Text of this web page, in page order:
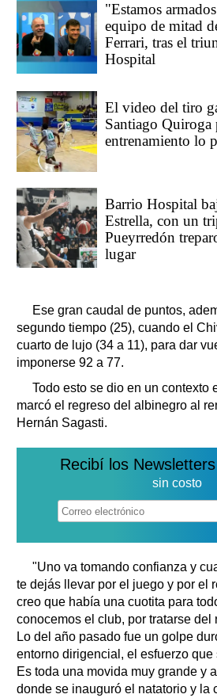
"Estamos
equipo de mitad
Ferrari, tras el
Hospital
El video del tiro
Santiago Quiroga
entrenamiento lo
Barrio Hospital
Estrella, con un
Pueyrredón
lugar
Ese gran caudal de puntos,
segundo tiempo (25), cuando el
cuarto de lujo (34 a 11), para dar
imponerse 92 a 77.
Todo esto se dio en un contexto
marcó el regreso del albinegro al
Hernán Sagasti.
Recibí los
sin costo
"Uno va tomando confianza y
te dejás llevar por el juego y por el
creo que había una cuotita para
conocemos el club, por tratarse del
Lo del año pasado fue un golpe
entorno dirigencial, el esfuerzo
Es toda una movida muy grande y
donde se inauguró el natatorio y la